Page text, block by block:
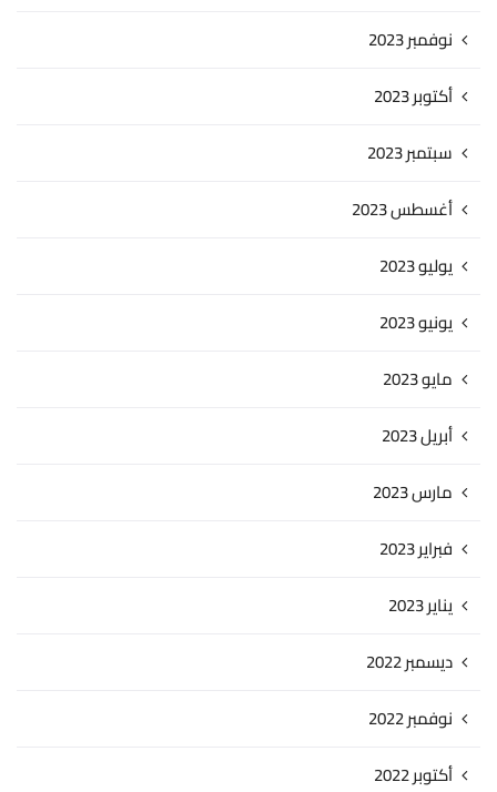
نوفمبر 2023
أكتوبر 2023
سبتمبر 2023
أغسطس 2023
يوليو 2023
يونيو 2023
مايو 2023
أبريل 2023
مارس 2023
فبراير 2023
يناير 2023
ديسمبر 2022
نوفمبر 2022
أكتوبر 2022